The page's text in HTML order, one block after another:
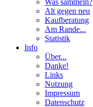
Was sammeln?
Alt gegen neu
Kaufberatung
Am Rande...
Statistik
Info
Über...
Danke!
Links
Nutzung
Impressum
Datenschutz